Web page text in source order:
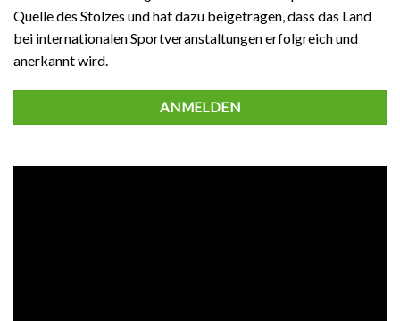
Quelle des Stolzes und hat dazu beigetragen, dass das Land
bei internationalen Sportveranstaltungen erfolgreich und
anerkannt wird.
ANMELDEN